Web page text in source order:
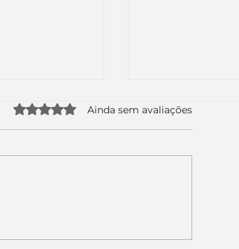
Avaliado com 0 de 5 estrelas.
Ainda sem avaliações